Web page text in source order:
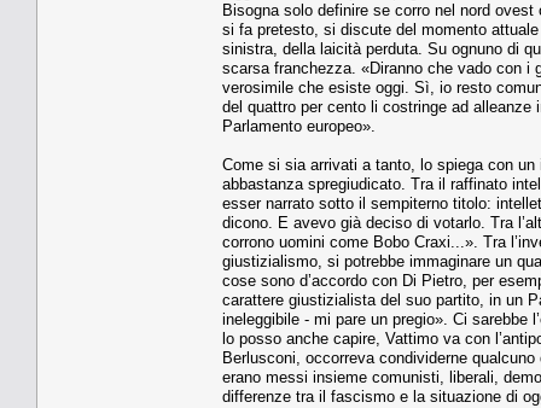
Bisogna solo definire se corro nel nord
si fa pretesto, si discute del momento
sinistra, della laicità perduta. Su ognuno di
scarsa franchezza. «Diranno che vado con i
verosimile che esiste oggi. Sì, io resto
del quattro per cento li costringe ad
Parlamento europeo».
Come si sia arrivati a tanto, lo spiega con
abbastanza spregiudicato. Tra il raffinato
esser narrato sotto il sempiterno titolo:
dicono. E avevo già deciso di votarlo. Tra
corrono uomini come Bobo Craxi...». Tra
giustizialismo, si potrebbe immaginare un
cose sono d’accordo con Di Pietro, per
carattere giustizialista del suo partito, in un
ineleggibile - mi pare un pregio». Ci sarebbe
lo posso anche capire, Vattimo va con
Berlusconi, occorreva condividerne
erano messi insieme comunisti, liberali,
differenze tra il fascismo e la situazione di